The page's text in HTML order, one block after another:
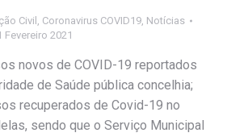
Civil , Coronavirus COVID19, Notícias
Fevereiro 2021
novos de COVID-19 reportados
de Saúde pública concelhia;
recuperados de Covid-19 no
sendo que o Serviço Municipal